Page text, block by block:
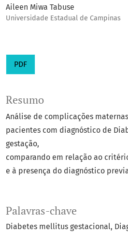
Aileen Miwa Tabuse
Universidade Estadual de Campinas
PDF
Palavras-chave
Diabetes mellitus gestacional
Resumo
Análise de complicações
pacientes com diagnóstico de
gestação,
comparando em relação ao
e à presença do diagnóstico